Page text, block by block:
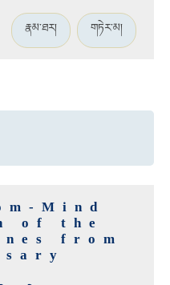
རྣམ་ཐར། གཏེར་མ།
Mind
of the
from